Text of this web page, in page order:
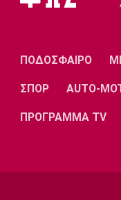
Στον
13:40
Το Ελεγκτικό
13:27
ΠΟΔΟΣΦΑΙΡΟ
ΣΠΟΡ AUTO-
ΠΡΟΓΡΑΜΜΑ TV